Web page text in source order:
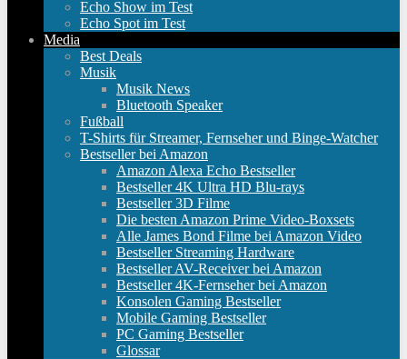
Echo Show im Test
Echo Spot im Test
Media
Best Deals
Musik
Musik News
Bluetooth Speaker
Fußball
T-Shirts für Streamer, Fernseher und Binge-Watcher
Bestseller bei Amazon
Amazon Alexa Echo Bestseller
Bestseller 4K Ultra HD Blu-rays
Bestseller 3D Filme
Die besten Amazon Prime Video-Boxsets
Alle James Bond Filme bei Amazon Video
Bestseller Streaming Hardware
Bestseller AV-Receiver bei Amazon
Bestseller 4K-Fernseher bei Amazon
Konsolen Gaming Bestseller
Mobile Gaming Bestseller
PC Gaming Bestseller
Glossar